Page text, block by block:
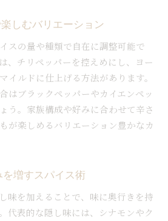
しむバリエーション
スの量や種類で自在に調整可能で
、チリペッパーを控えめにし、ヨー
イルドに仕上げる方法があります。
はブラックペッパーやカイエンペッ
う。家族構成や好みに合わせて辛さ
が楽しめるバリエーション豊かなカ
増すスパイス術
味を加えることで、味に奥行きを持
代表的な隠し味には、シナモンやク